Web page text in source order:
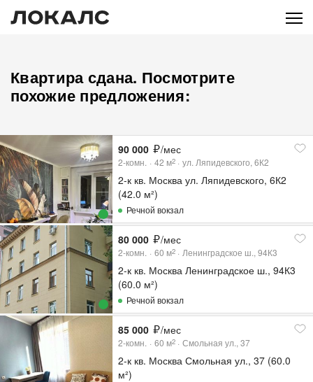
Квартира сдана. Посмотрите
похожие предложения:
90 000 /мес
2-комн. 42 м2 ул. Ляпидевского, 6К2
2-к кв. Москва ул. Ляпидевского, 6К2
(42.0 м²)
Речной вокзал
80 000 /мес
2-комн. 60 м2 Ленинградское ш., 94К3
2-к кв. Москва Ленинградское ш., 94К3
(60.0 м²)
Речной вокзал
85 000 /мес
2-комн. 60 м2 Смольная ул., 37
2-к кв. Москва Смольная ул., 37 (60.0
м²)